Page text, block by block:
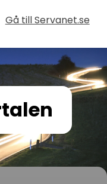
Gå till Servanet.se